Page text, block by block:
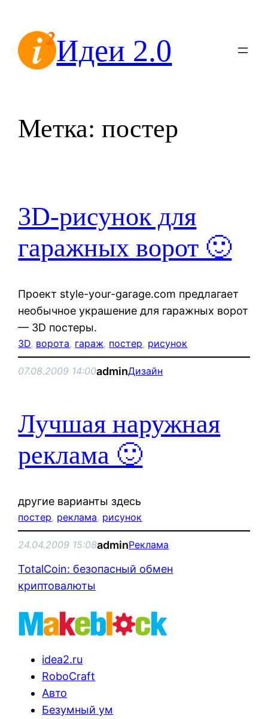
содержимомуИдеи 2.0
Метка:постер
3D-рисунок для
гаражных ворот 🙂
Проект style-your-garage.com предлагает
необычное украшение для гаражных ворот
— 3D постеры.
3D, ворота, гараж, постер, рисунок
07.08.2009 14:00adminДизайн
Лучшая наружная
реклама 🙂
другие варианты здесь
постер, реклама, рисунок
24.04.2009 15:08adminРеклама
TotalCoin: безопасный обмен
криптовалюты
idea2.ru
RoboCraft
Авто
Безумный ум